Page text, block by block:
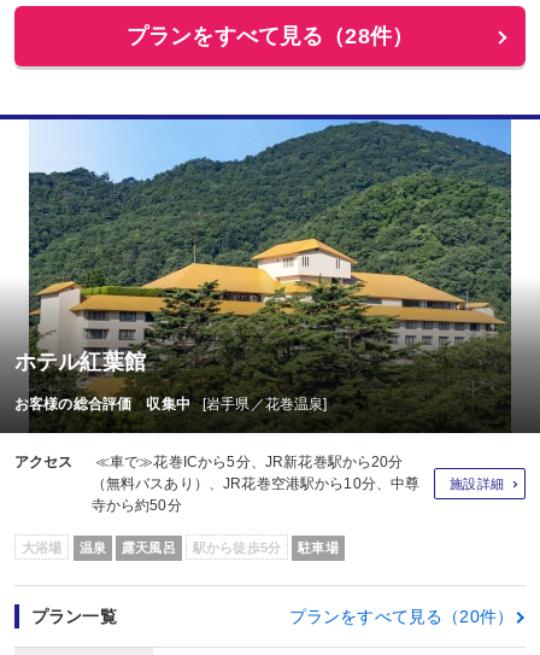
プランをすべて見る（28件）
ホテル紅葉館
お客様の総合評価 収集中 [岩手県／花巻温泉]
アクセス
≪車で≫花巻ICから5分、JR新花巻駅から20分
（無料バスあり）、JR花巻空港駅から10分、中尊
寺から約50分
施設詳細
大浴場 温泉 露天風呂 駅から徒歩5分 駐車場
プラン一覧 プランをすべて見る（20件）